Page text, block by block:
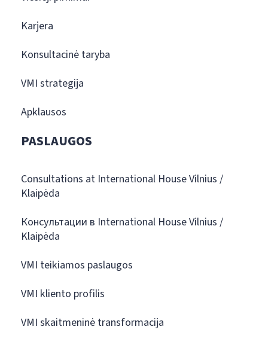
Karjera
Konsultacinė taryba
VMI strategija
Apklausos
PASLAUGOS
Consultations at International House Vilnius /
Klaipėda
Консультации в International House Vilnius /
Klaipėda
VMI teikiamos paslaugos
VMI kliento profilis
VMI skaitmeninė transformacija